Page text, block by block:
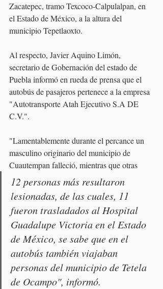
Zacatepec, tramo Texcoco-Calpulalpan, en
el Estado de México, a la altura del
municipio Tepetlaoxto.
Al respecto, Javier Aquino Limón,
secretario de Gobernación del estado de
Puebla informó en rueda de prensa que el
autobús de pasajeros pertenece a la empresa
"Autotransporte Atah Ejecutivo S.A DE
C.V.".
"Lamentablemente durante el percance un
masculino originario del municipio de
Cuautempan falleció, mientras que otras
12 personas más resultaron
lesionadas, de las cuales, 11
fueron trasladados al Hospital
Guadalupe Victoria en el Estado
de México, se sabe que en el
autobús también viajaban
personas del municipio de Tetela
de Ocampo", informó.